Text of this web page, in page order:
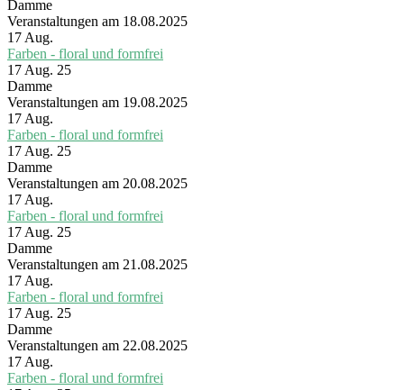
Damme
Veranstaltungen am 18.08.2025
17Aug.
Farben - floral und formfrei
17 Aug. 25
Damme
Veranstaltungen am 19.08.2025
17Aug.
Farben - floral und formfrei
17 Aug. 25
Damme
Veranstaltungen am 20.08.2025
17Aug.
Farben - floral und formfrei
17 Aug. 25
Damme
Veranstaltungen am 21.08.2025
17Aug.
Farben - floral und formfrei
17 Aug. 25
Damme
Veranstaltungen am 22.08.2025
17Aug.
Farben - floral und formfrei